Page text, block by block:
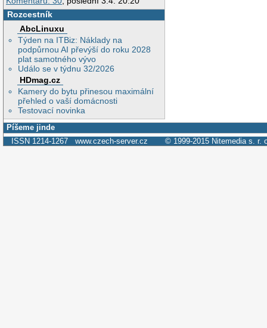
Rozcestník
AbcLinuxu
Týden na ITBiz: Náklady na
podpůrnou AI převýší do roku 2028
plat samotného vývo
Událo se v týdnu 32/2026
HDmag.cz
Kamery do bytu přinesou maximální
přehled o vaší domácnosti
Testovací novinka
Píšeme jinde
ISSN 1214-1267 www.czech-server.cz © 1999-2015 Nitemedia s. r.